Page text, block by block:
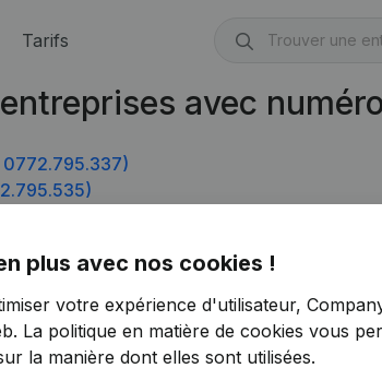
Tarifs
avec
0772.795.337)
plus avec nos cookies !
votre expérience d'utilisateur,
La politique en matière de cookies vous
la manière dont elles sont utilisées.